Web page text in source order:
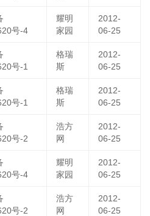
号-4
耀明
家园
2012-
06-25
号-1
格瑞
斯
2012-
06-25
号-1
格瑞
斯
2012-
06-25
号-2
浩方
网
2012-
06-25
号-4
耀明
家园
2012-
06-25
号-2
浩方
网
2012-
06-25